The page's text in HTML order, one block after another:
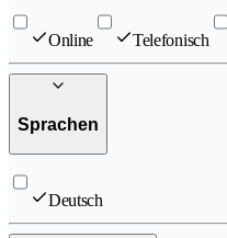
Online Telefonisch
Sprachen
Deutsch